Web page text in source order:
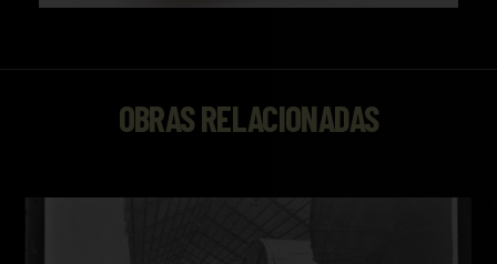
OBRAS RELACIONADAS